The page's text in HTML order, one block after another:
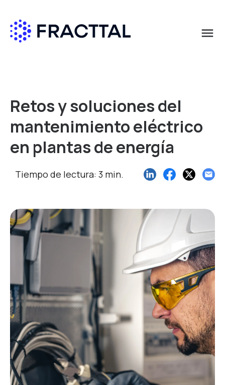
menu
Retos y soluciones del
mantenimiento eléctrico
en plantas de energía
Tiempo de lectura: 3 min.